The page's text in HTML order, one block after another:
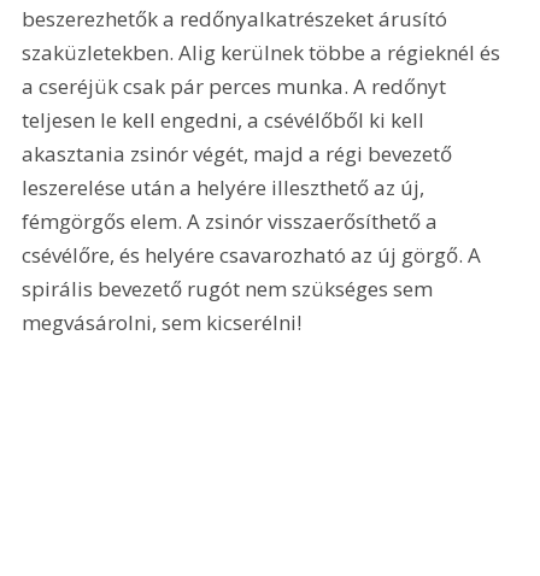
beszerezhetők a redőnyalkatrészeket árusító
szaküzletekben. Alig kerülnek többe a régieknél és
a cseréjük csak pár perces munka. A redőnyt
teljesen le kell engedni, a csévélőből ki kell
akasztania zsinór végét, majd a régi bevezető
leszerelése után a helyére illeszthető az új,
fémgörgős elem. A zsinór visszaerősíthető a
csévélőre, és helyére csavarozható az új görgő. A
spirális bevezető rugót nem szükséges sem
megvásárolni, sem kicserélni!